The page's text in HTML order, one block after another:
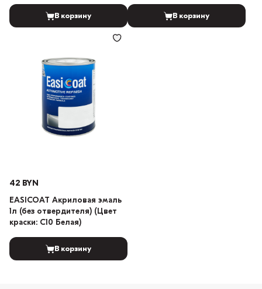
В корзину В корзину
42 BYN
EASICOAT Акриловая эмаль
1л (без отвердителя) (Цвет
краски: C10 Белая)
В корзину